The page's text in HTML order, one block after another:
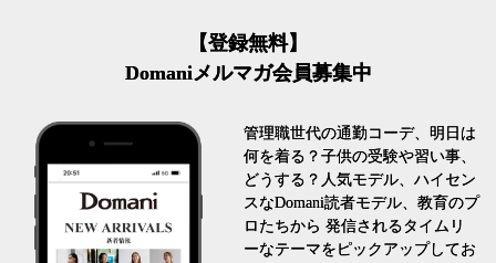
【登録無料】
Domaniメルマガ会員募集中
管理職世代の通勤コーデ、明日は
何を着る？子供の受験や習い事、
どうする？人気モデル、ハイセン
スなDomani読者モデル、教育のプ
ロたちから 発信されるタイムリ
ーなテーマをピックアップしてお